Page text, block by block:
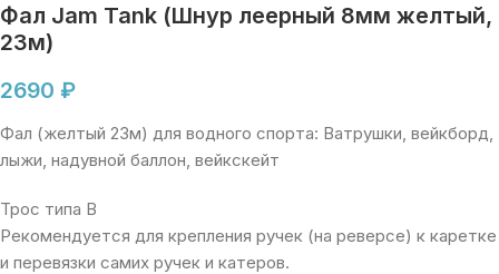
Фал Jam Tank (Шнур леерный 8мм желтый,
23м)
2690 ₽
Фал (желтый 23м) для водного спорта: Ватрушки, вейкборд,
лыжи, надувной баллон, вейкскейт
Трос типа B
Рекомендуется для крепления ручек (на реверсе) к каретке
и перевязки самих ручек и катеров.